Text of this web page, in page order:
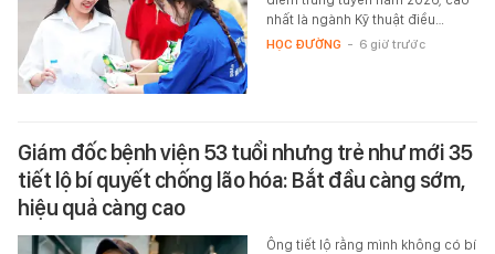
nhất là ngành Kỹ thuật điều…
HỌC ĐƯỜNG - 6 giờ trước
Giám đốc bệnh viện 53 tuổi nhưng trẻ như mới 35
tiết lộ bí quyết chống lão hóa: Bắt đầu càng sớm,
hiệu quả càng cao
Ông tiết lộ rằng mình không có bí